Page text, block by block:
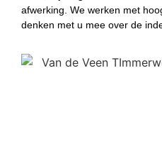
afwerking. We werken met
denken met u mee over de